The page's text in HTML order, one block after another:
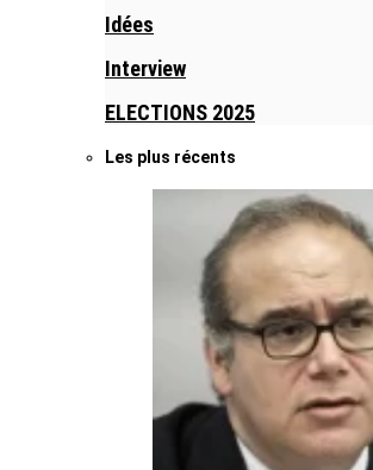
Idées
Interview
ELECTIONS 2025
Les plus récents